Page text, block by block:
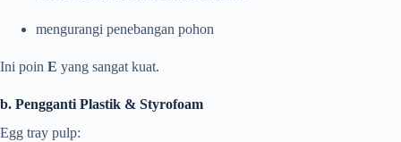
mengurangi penebangan pohon
Ini poin E yang sangat kuat.
b. Pengganti Plastik & Styrofoam
Egg tray pulp: